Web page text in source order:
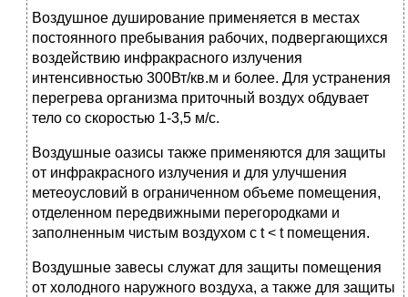
Воздушное душирование применяется в местах
постоянного пребывания рабочих, подвергающихся
воздействию инфракрасного излучения
интенсивностью 300Вт/кв.м и более. Для устранения
перегрева организма приточный воздух обдувает
тело со скоростью 1-3,5 м/с.
Воздушные оазисы также применяются для защиты
от инфракрасного излучения и для улучшения
метеоусловий в ограниченном объеме помещения,
отделенном передвижными перегородками и
заполненным чистым воздухом с t < t помещения.
Воздушные завесы служат для защиты помещения
от холодного наружного воздуха, а также для защиты